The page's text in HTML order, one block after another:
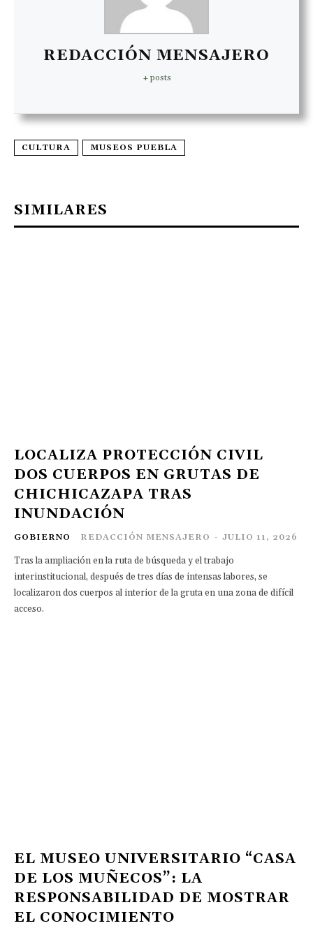
REDACCIÓN MENSAJERO
+ posts
CULTURA MUSEOS PUEBLA
SIMILARES
LOCALIZA PROTECCIÓN CIVIL
DOS CUERPOS EN GRUTAS DE
CHICHICAZAPA TRAS
INUNDACIÓN
GOBIERNO REDACCIÓN MENSAJERO - JULIO 11, 2026
Tras la ampliación en la ruta de búsqueda y el trabajo
interinstitucional, después de tres días de intensas labores, se
localizaron dos cuerpos al interior de la gruta en una zona de difícil
acceso.
EL MUSEO UNIVERSITARIO “CASA
DE LOS MUÑECOS”: LA
RESPONSABILIDAD DE MOSTRAR
EL CONOCIMIENTO